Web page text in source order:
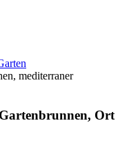
mediterraner
Ort